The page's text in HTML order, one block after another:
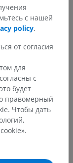
свою версию
контента.с нашей
policy.
от согласия
для
с
будет
правомерный
Чтобы дать